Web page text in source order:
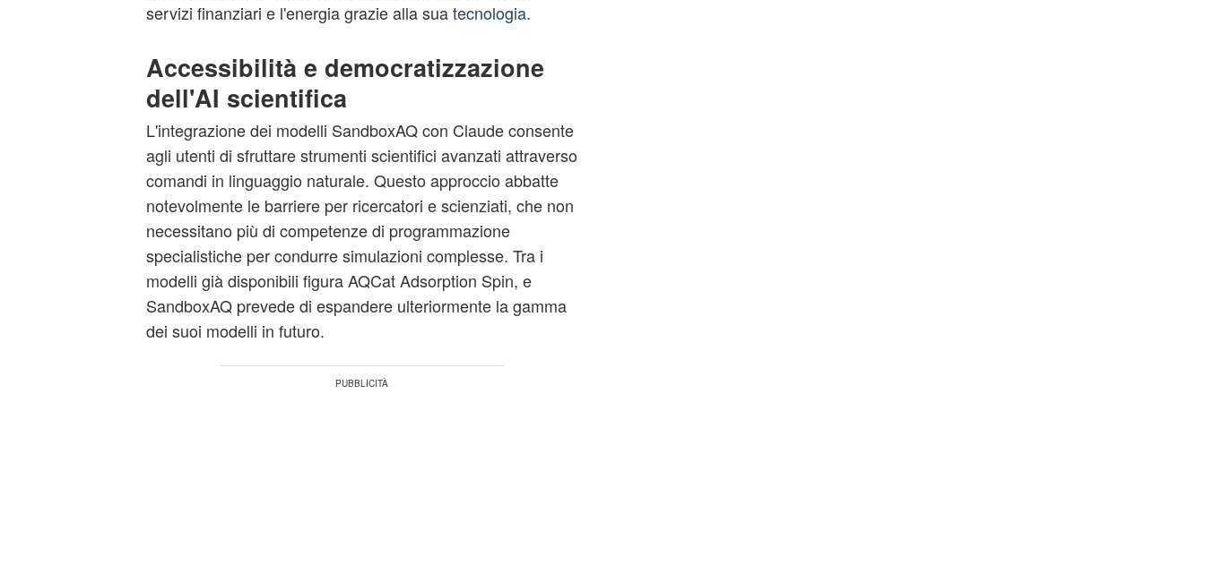
servizi finanziari e l'energia grazie alla suatecnologia.
Accessibilità e democratizzazione
dell'AI scientifica
L'integrazione dei modelli SandboxAQ con Claude consente
agli utenti di sfruttare strumenti scientifici avanzati attraverso
comandi in linguaggio naturale. Questo approccio abbatte
notevolmente le barriere per ricercatori e scienziati, che non
necessitano più di competenze di programmazione
specialistiche per condurre simulazioni complesse. Tra i
modelli già disponibili figura AQCat Adsorption Spin, e
SandboxAQ prevede di espandere ulteriormente la gamma
dei suoi modelli in futuro.